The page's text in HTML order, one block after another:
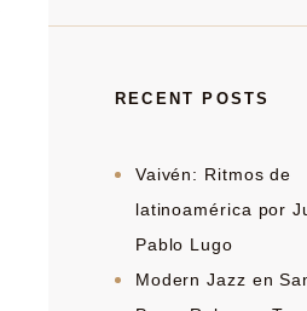
RECENT POSTS
Vaivén: Ritmos de
latinoamérica por
Pablo Lugo
Modern Jazz en